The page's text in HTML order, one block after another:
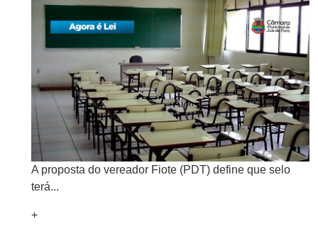
A proposta do vereador Fiote (PDT) define que selo
terá...
+